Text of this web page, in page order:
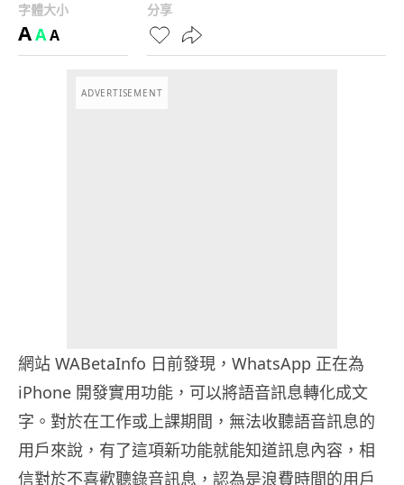
字體大小
AAA
分享
ADVERTISEMENT
網站 WABetaInfo 日前發現，WhatsApp 正在為
iPhone 開發實用功能，可以將語音訊息轉化成文
字。對於在工作或上課期間，無法收聽語音訊息的
用戶來說，有了這項新功能就能知道訊息內容，相
信對於不喜歡聽錄音訊息，認為是浪費時間的用戶